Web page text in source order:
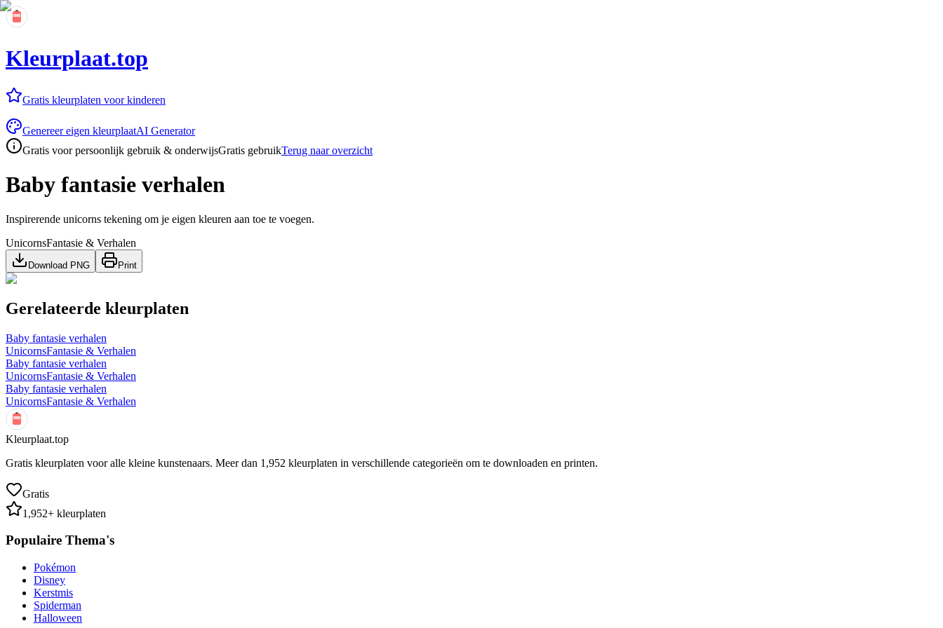
Kleurplaat.top
Gratis kleurplaten voor kinderen
Genereer eigen kleurplaatAI Generator
Gratis voor persoonlijk gebruik & onderwijsGratis gebruikTerug naar overzicht
Baby fantasie verhalen
Inspirerende unicorns tekening om je eigen kleuren aan toe te voegen.
UnicornsFantasie & Verhalen
Download PNG Print
Gerelateerde kleurplaten
Baby fantasie verhalen
UnicornsFantasie & Verhalen
Baby fantasie verhalen
UnicornsFantasie & Verhalen
Baby fantasie verhalen
UnicornsFantasie & Verhalen
Kleurplaat.top
Gratis kleurplaten voor alle kleine kunstenaars. Meer dan 1,952 kleurplaten in verschillende categorieën om te downloaden en printen.
Gratis
1,952+ kleurplaten
Populaire Thema's
Pokémon
Disney
Kerstmis
Spiderman
Halloween